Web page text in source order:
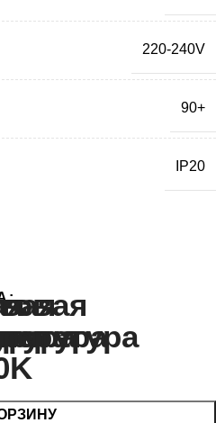
220-240V
90+
IP20